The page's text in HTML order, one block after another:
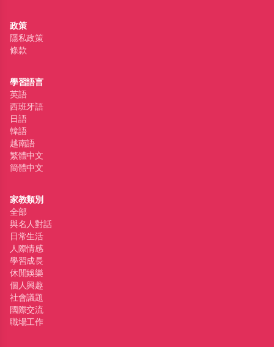
政策
隱私政策
條款
學習語言
英語
西班牙語
日語
韓語
越南語
繁體中文
簡體中文
家教類別
全部
與名人對話
日常生活
人際情感
學習成長
休閒娛樂
個人興趣
社會議題
國際交流
職場工作